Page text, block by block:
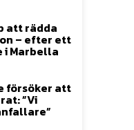
att rädda
– efter ett
i Marbella
försöker att
”Vi